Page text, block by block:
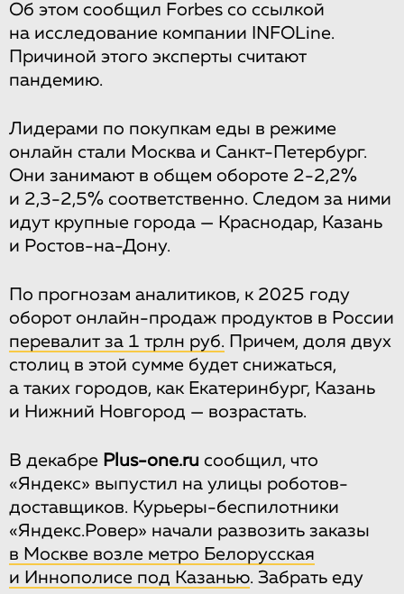
Об этом сообщил Forbes со ссылкой
на исследование компании INFOLine.
Причиной этого эксперты считают
пандемию.
Лидерами по покупкам еды в режиме
онлайн стали Москва и Санкт-Петербург.
Они занимают в общем обороте 2-2,2%
и 2,3-2,5% соответственно. Следом за ними
идут крупные города — Краснодар, Казань
и Ростов-на-Дону.
По прогнозам аналитиков, к 2025 году
оборот онлайн-продаж продуктов в России
перевалит за 1 трлн руб. Причем, доля двух
столиц в этой сумме будет снижаться,
а таких городов, как Екатеринбург, Казань
и Нижний Новгород — возрастать.
В декабре Plus-one.ru сообщил, что
«Яндекс» выпустил на улицы роботов-
доставщиков. Курьеры-беспилотники
«Яндекс.Ровер» начали развозить заказы
в Москве возле метро Белорусская
и Иннополисе под Казанью. Забрать еду